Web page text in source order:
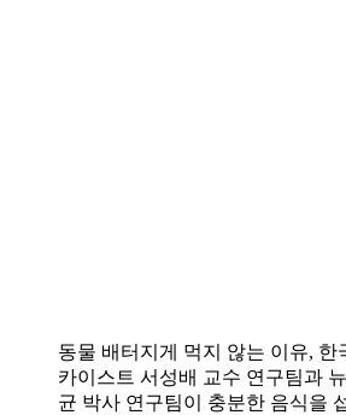
동물 배터지게 먹지 않는 이유,
카이스트 서성배 교수 연구팀과
균 박사 연구팀이 충분한 음식을